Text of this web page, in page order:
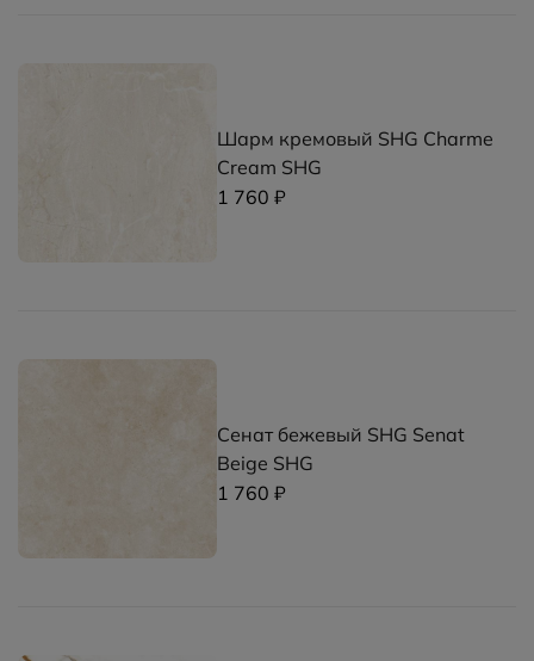
Шарм кремовый SHG Charme
Cream SHG
1 760 ₽
Сенат бежевый SHG Senat
Beige SHG
1 760 ₽